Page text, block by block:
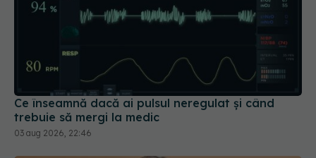
Ce înseamnă dacă ai pulsul neregulat și când
trebuie să mergi la medic
03 aug 2026, 22:46